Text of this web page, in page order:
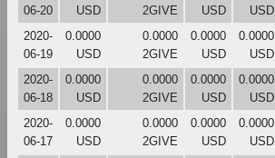
06-20
USD
2GIVE
USD
USD
2020-
06-19
0.0000
USD
0.0000
2GIVE
0.0000
USD
0.0000
USD
2020-
06-18
0.0000
USD
0.0000
2GIVE
0.0000
USD
0.0000
USD
2020-
06-17
0.0000
USD
0.0000
2GIVE
0.0000
USD
0.0000
USD